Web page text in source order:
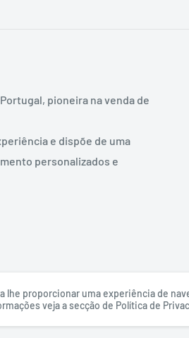
pioneira na venda de
e dispõe de uma
personalizados e
lhe proporcionar uma experiência de
veja a secção de Política de